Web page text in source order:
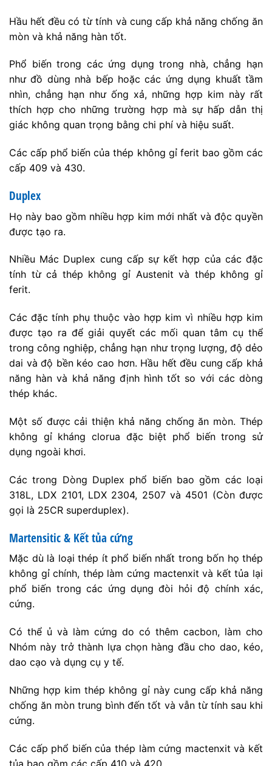
Hầu hết đều có từ tính và cung cấp khả năng chống ăn
mòn và khả năng hàn tốt.
Phổ biến trong các ứng dụng trong nhà, chẳng hạn
như đồ dùng nhà bếp hoặc các ứng dụng khuất tầm
nhìn, chẳng hạn như ống xả, những hợp kim này rất
thích hợp cho những trường hợp mà sự hấp dẫn thị
giác không quan trọng bằng chi phí và hiệu suất.
Các cấp phổ biến của thép không gỉ ferit bao gồm các
cấp 409 và 430.
Duplex
Họ này bao gồm nhiều hợp kim mới nhất và độc quyền
được tạo ra.
Nhiều Mác Duplex cung cấp sự kết hợp của các đặc
tính từ cả thép không gỉ Austenit và thép không gỉ
ferit.
Các đặc tính phụ thuộc vào hợp kim vì nhiều hợp kim
được tạo ra để giải quyết các mối quan tâm cụ thể
trong công nghiệp, chẳng hạn như trọng lượng, độ dẻo
dai và độ bền kéo cao hơn. Hầu hết đều cung cấp khả
năng hàn và khả năng định hình tốt so với các dòng
thép khác.
Một số được cải thiện khả năng chống ăn mòn. Thép
không gỉ kháng clorua đặc biệt phổ biến trong sử
dụng ngoài khơi.
Các trong Dòng Duplex phổ biến bao gồm các loại
318L, LDX 2101, LDX 2304, 2507 và 4501 (Còn được
gọi là 25CR superduplex).
Martensitic & Kết tủa cứng
Mặc dù là loại thép ít phổ biến nhất trong bốn họ thép
không gỉ chính, thép làm cứng mactenxit và kết tủa lại
phổ biến trong các ứng dụng đòi hỏi độ chính xác,
cứng.
Có thể ủ và làm cứng do có thêm cacbon, làm cho
Nhóm này trở thành lựa chọn hàng đầu cho dao, kéo,
dao cạo và dụng cụ y tế.
Những hợp kim thép không gỉ này cung cấp khả năng
chống ăn mòn trung bình đến tốt và vẫn từ tính sau khi
cứng.
Các cấp phổ biến của thép làm cứng mactenxit và kết
tủa bao gồm các cấp 410 và 420.